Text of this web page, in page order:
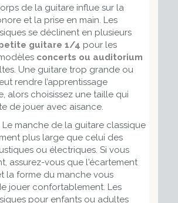
de la guitare influe sur la
et la prise en main. Les
se déclinent en plusieurs
guitare 1/4 pour les
concerts ou auditorium
Une guitare trop grande ou
rendre l’apprentissage
alors choisissez une taille qui
de jouer avec aisance.
Le manche de la guitare classique
plus large que celui des
ou électriques. Si vous
assurez-vous que l'écartement
la forme du manche vous
jouer confortablement. Les
pour enfants ou adultes